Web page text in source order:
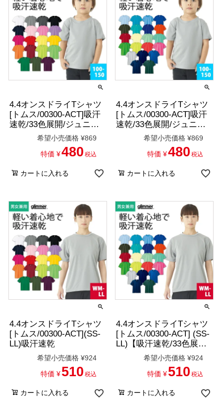
4.4オンスドライTシャツ
[トムス/00300-ACT]吸汗
速乾/33色展開/ジュニア
希望小売価格 ¥869
特価 ¥480 税込
カートに入れる
4.4オンスドライTシャツ
[トムス/00300-ACT]吸汗
速乾/33色展開/ジュニア
サイズ(100-150cm)
希望小売価格 ¥869
特価 ¥480 税込
カートに入れる
4.4オンスドライTシャツ
[トムス/00300-ACT](SS-
LL)吸汗速乾
希望小売価格 ¥924
特価 ¥ 510 税込
カートに入れる
4.4オンスドライTシャツ
[トムス/00300-ACT] (SS-
LL)【吸汗速乾/33色展
希望小売価格 ¥924
特価 ¥ 510 税込
カートに入れる